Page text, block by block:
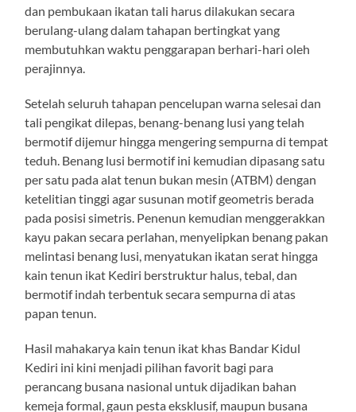
dan pembukaan ikatan tali harus dilakukan secara
berulang-ulang dalam tahapan bertingkat yang
membutuhkan waktu penggarapan berhari-hari oleh
perajinnya.
Setelah seluruh tahapan pencelupan warna selesai dan
tali pengikat dilepas, benang-benang lusi yang telah
bermotif dijemur hingga mengering sempurna di tempat
teduh. Benang lusi bermotif ini kemudian dipasang satu
per satu pada alat tenun bukan mesin (ATBM) dengan
ketelitian tinggi agar susunan motif geometris berada
pada posisi simetris. Penenun kemudian menggerakkan
kayu pakan secara perlahan, menyelipkan benang pakan
melintasi benang lusi, menyatukan ikatan serat hingga
kain tenun ikat Kediri berstruktur halus, tebal, dan
bermotif indah terbentuk secara sempurna di atas
papan tenun.
Hasil mahakarya kain tenun ikat khas Bandar Kidul
Kediri ini kini menjadi pilihan favorit bagi para
perancang busana nasional untuk dijadikan bahan
kemeja formal, gaun pesta eksklusif, maupun busana